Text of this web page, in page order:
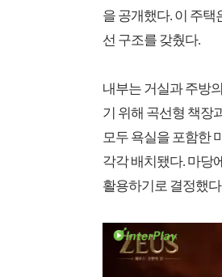
을 공개했다. 이 주
선 구조를 갖췄다.
내부는 거실과 주방
기 위해 곡선형 책장
모두 욕실을 포함한
각각 배치됐다. 마당
활용하기로 결정했